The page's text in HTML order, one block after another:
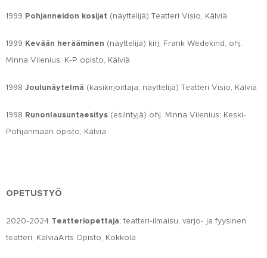
1999 Pohjanneidon kosijat (näyttelijä) Teatteri Visio, Kälviä
1999 Kevään herääminen (näyttelijä) kirj. Frank Wedekind, ohj.
Minna Vilenius; K-P opisto, Kälviä
1998 Joulunäytelmä (käsikirjoittaja, näyttelijä) Teatteri Visio, Kälviä
1998 Runonlausuntaesitys (esiintyjä) ohj. Minna Vilenius; Keski-
Pohjanmaan opisto, Kälviä
OPETUSTYÖ
2020-2024 Teatteriopettaja; teatteri-ilmaisu, varjo- ja fyysinen
teatteri, KälviäArts Opisto, Kokkola